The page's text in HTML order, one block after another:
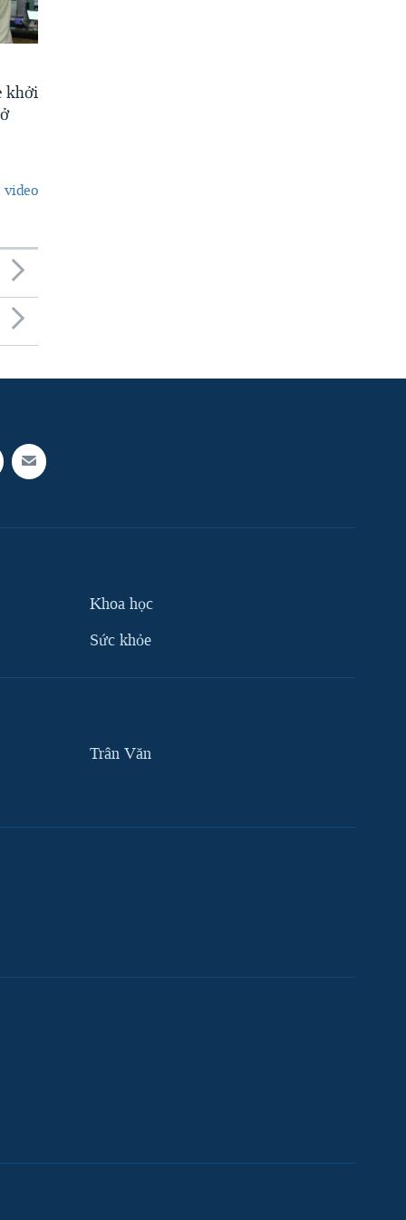
khởi
video
Khoa học
Sức khỏe
Trân Văn